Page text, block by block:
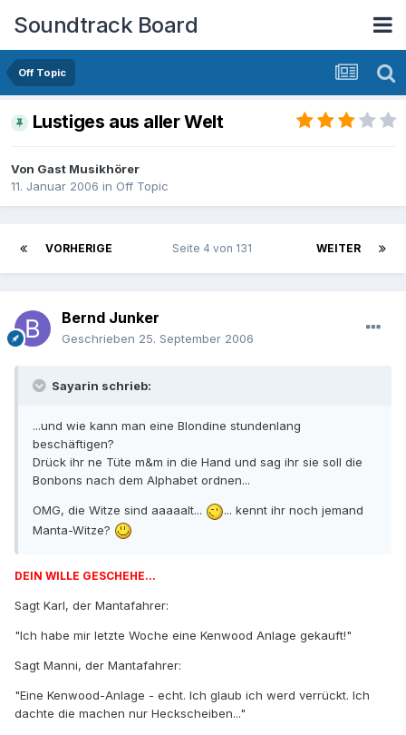
Soundtrack Board
Off Topic
Lustiges aus aller Welt
Von Gast Musikhörer
11. Januar 2006 in Off Topic
VORHERIGE WEITER
Seite 4 von 131
Bernd Junker
Geschrieben 25. September 2006
Sayarin schrieb:
...und wie kann man eine Blondine stundenlang
beschäftigen?
Drück ihr ne Tüte m&m in die Hand und sag ihr sie soll die
Bonbons nach dem Alphabet ordnen...
OMG, die Witze sind aaaaalt...
... kennt ihr noch jemand
Manta-Witze?
DEIN WILLE GESCHEHE...
Sagt Karl, der Mantafahrer:
"Ich habe mir letzte Woche eine Kenwood Anlage gekauft!"
Sagt Manni, der Mantafahrer:
"Eine Kenwood-Anlage - echt. Ich glaub ich werd verrückt. Ich
dachte die machen nur Heckscheiben..."